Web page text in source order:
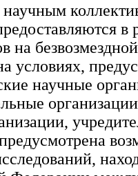
на
условиях,
научные